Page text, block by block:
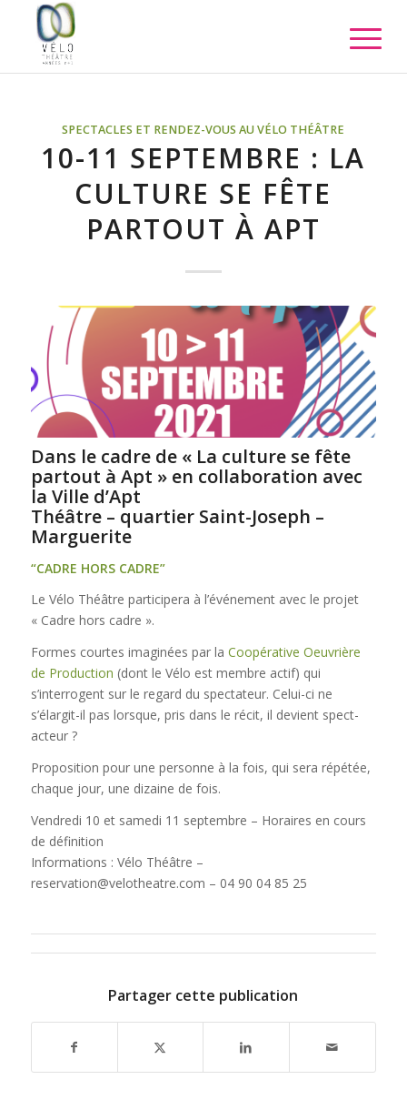
SPECTACLES ET RENDEZ-VOUS AU VÉLO THÉÂTRE
10-11 SEPTEMBRE : LA
CULTURE SE FÊTE
PARTOUT À APT
Dans le cadre de « La culture se fête
partout à Apt » en collaboration avec
la Ville d’Apt
Théâtre – quartier Saint-Joseph –
Marguerite
“CADRE HORS CADRE”
Le Vélo Théâtre participera à l’événement avec le projet
« Cadre hors cadre ».
Formes courtes imaginées par la Coopérative Oeuvrière
de Production (dont le Vélo est membre actif) qui
s’interrogent sur le regard du spectateur. Celui-ci ne
s’élargit-il pas lorsque, pris dans le récit, il devient spect-
acteur ?
Proposition pour une personne à la fois, qui sera répétée,
chaque jour, une dizaine de fois.
Vendredi 10 et samedi 11 septembre – Horaires en cours
de définition
Informations : Vélo Théâtre –
reservation@velotheatre.com – 04 90 04 85 25
Partager cette publication